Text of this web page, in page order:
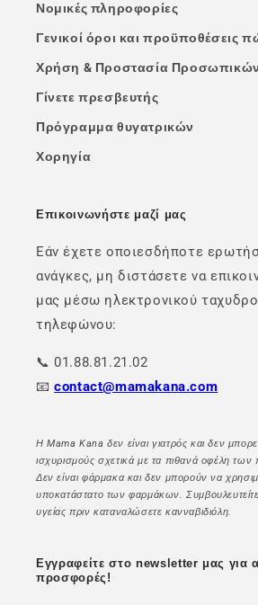
Νομικές πληροφορίες
Γενικοί όροι και προϋποθέσεις
Χρήση & Προστασία
Γίνετε πρεσβευτής
Πρόγραμμα θυγατρικών
Χορηγία
Επικοινωνήστε μαζί μας
Εάν έχετε οποιεσδήποτε
ανάγκες, μη διστάσετε να
μας μέσω ηλεκτρονικού
τηλεφώνου:
📞 01.88.81.21.02
📧contact@mamakana.com
Η Mama Kana δεν είναι γιατρός και δεν
ισχυρισμούς σχετικά με τα πιθανά οφέλη των
Δεν είναι φάρμακα και δεν μπορούν να
υποκατάστατο των φαρμάκων.
υγείας πριν καταναλώσετε κανναβιδιόλη.
Εγγραφείτε στο newsletter μας για
προσφορές!